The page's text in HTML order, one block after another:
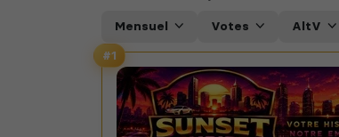
Mensuel Votes AltV
#1